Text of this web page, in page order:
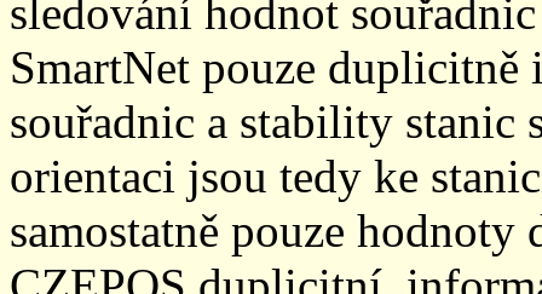
sledování hodnot
SmartNet pouze
souřadnic a stability stanic
orientaci jsou tedy ke
samostatně pouze